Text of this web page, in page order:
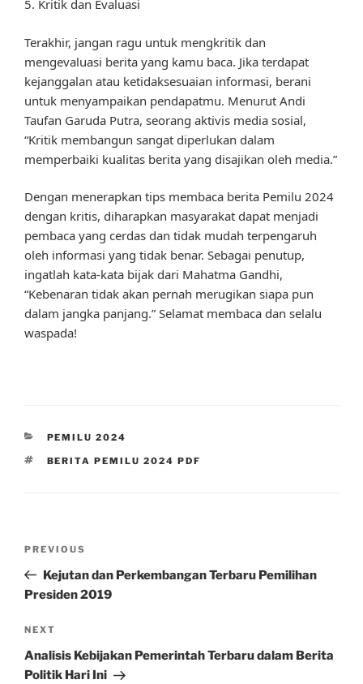
5. Kritik dan Evaluasi
Terakhir, jangan ragu untuk mengkritik dan
mengevaluasi berita yang kamu baca. Jika terdapat
kejanggalan atau ketidaksesuaian informasi, berani
untuk menyampaikan pendapatmu. Menurut Andi
Taufan Garuda Putra, seorang aktivis media sosial,
“Kritik membangun sangat diperlukan dalam
memperbaiki kualitas berita yang disajikan oleh media.”
Dengan menerapkan tips membaca berita Pemilu 2024
dengan kritis, diharapkan masyarakat dapat menjadi
pembaca yang cerdas dan tidak mudah terpengaruh
oleh informasi yang tidak benar. Sebagai penutup,
ingatlah kata-kata bijak dari Mahatma Gandhi,
“Kebenaran tidak akan pernah merugikan siapa pun
dalam jangka panjang.” Selamat membaca dan selalu
waspada!
CATEGORIES
PEMILU 2024
TAGS
BERITA PEMILU 2024 PDF
Previous
Post
PREVIOUS
Kejutan dan Perkembangan Terbaru Pemilihan
Presiden 2019
Next
Post
NEXT
Analisis Kebijakan Pemerintah Terbaru dalam Berita
Politik Hari Ini